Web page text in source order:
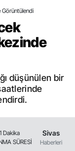
kalsa kendi
Görüntülendi
düşünülen bir
1 Dakika
SÜRESİ
Sivas
Haberleri